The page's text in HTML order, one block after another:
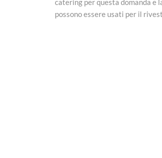
catering per questa domanda e
possono essere usati per il